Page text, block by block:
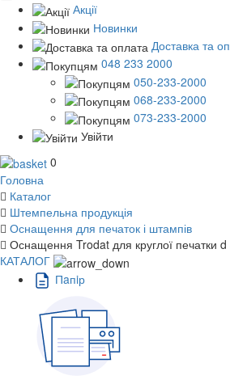
Акції
Новинки
Доставка та
048 233 2000
050-233-2000
068-233-2000
073-233-2000
Увійти
0
Головна
Каталог
Штемпельна продукція
Оснащення для печаток і штампів
Оснащення Trodat для круглої печатки
КАТАЛОГ
Пaпiр